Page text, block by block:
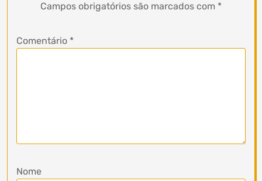
Campos obrigatórios são marcados com *
Comentário *
Nome